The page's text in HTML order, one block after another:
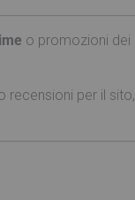
o promozioni dei
recensioni per il sito,